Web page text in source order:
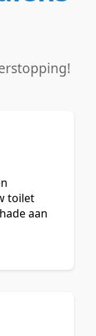
toilet
aan